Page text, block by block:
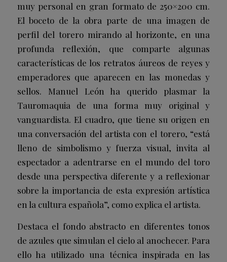
muy personal en gran formato de 250×200 cm.
El boceto de la obra parte de una imagen de
perfil del torero mirando al horizonte, en una
profunda reflexión, que comparte algunas
características de los retratos áureos de reyes y
emperadores que aparecen en las monedas y
sellos. Manuel León ha querido plasmar la
Tauromaquia de una forma muy original y
vanguardista. El cuadro, que tiene su origen en
una conversación del artista con el torero, “está
lleno de simbolismo y fuerza visual, invita al
espectador a adentrarse en el mundo del toro
desde una perspectiva diferente y a reflexionar
sobre la importancia de esta expresión artística
en la cultura española”, como explica el artista.
Destaca el fondo abstracto en diferentes tonos
de azules que simulan el cielo al anochecer. Para
ello ha utilizado una técnica inspirada en las